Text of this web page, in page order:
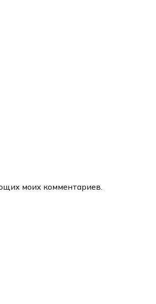
моих комментариев.